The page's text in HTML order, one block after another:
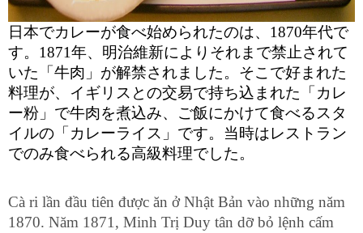
日本でカレーが食べ始められたのは、1870年代で
す。1871年、明治維新によりそれまで禁止されて
いた「牛肉」が解禁されました。そこで好まれた
料理が、イギリスとの交易で持ち込まれた「カレ
ー粉」で牛肉を煮込み、ご飯にかけて食べるスタ
イルの「カレーライス」です。当時はレストラン
でのみ食べられる高級料理でした。
Cà ri lần đầu tiên được ăn ở Nhật Bản vào những năm
1870. Năm 1871, Minh Trị Duy tân dỡ bỏ lệnh cấm